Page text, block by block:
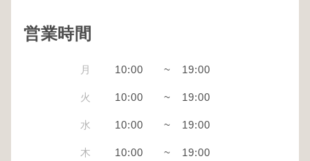
営業時間
月 10:00 ~ 19:00
火 10:00 ~ 19:00
水 10:00 ~ 19:00
木 10:00 ~ 19:00